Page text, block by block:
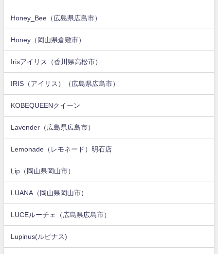
Honey_Bee（広島県広島市）
Honey（岡山県倉敷市）
Irisアイリス（香川県高松市）
IRIS（アイリス）（広島県広島市）
KOBEQUEENクイーン
Lavender（広島県広島市）
Lemonade（レモネード）明石店
Lip（岡山県岡山市）
LUANA（岡山県岡山市）
LUCEルーチェ（広島県広島市）
Lupinus(ルピナス)